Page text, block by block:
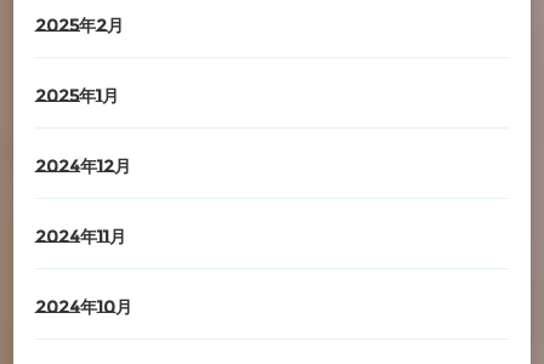
2025年2月
2025年1月
2024年12月
2024年11月
2024年10月